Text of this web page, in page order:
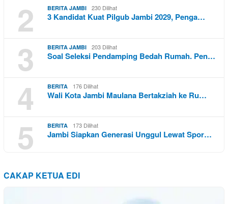
2 BERITA JAMBI 230 Dilihat
3 Kandidat Kuat Pilgub Jambi 2029, Penga…
3 BERITA JAMBI 203 Dilihat
Soal Seleksi Pendamping Bedah Rumah. Pen…
4 BERITA 176 Dilihat
Wali Kota Jambi Maulana Bertakziah ke Ru…
5 BERITA 173 Dilihat
Jambi Siapkan Generasi Unggul Lewat Spor…
CAKAP KETUA EDI